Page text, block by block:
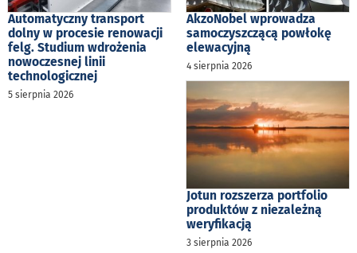
Automatyczny transport
dolny w procesie renowacji
felg. Studium wdrożenia
nowoczesnej linii
technologicznej
5 sierpnia 2026
AkzoNobel wprowadza
samoczyszczącą powłokę
elewacyjną
4 sierpnia 2026
Jotun rozszerza portfolio
produktów z niezależną
weryfikacją
3 sierpnia 2026